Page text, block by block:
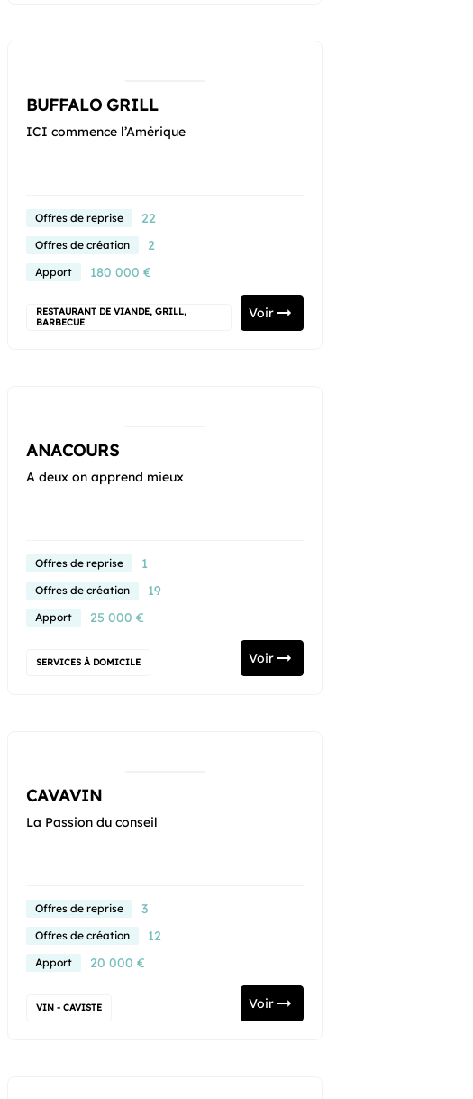
BUFFALO GRILL
ICI commence l’Amérique
Offres de reprise 22
Offres de création 2
Apport 180 000 €
RESTAURANT DE VIANDE, GRILL,
BARBECUE
Voir
ANACOURS
A deux on apprend mieux
Offres de reprise 1
Offres de création 19
Apport 25 000 €
SERVICES À DOMICILE Voir
CAVAVIN
La Passion du conseil
Offres de reprise 3
Offres de création 12
Apport 20 000 €
VIN - CAVISTE Voir